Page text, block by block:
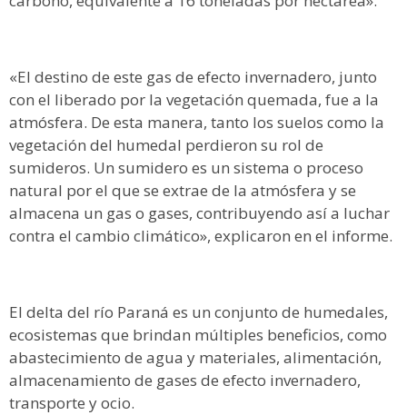
«El destino de este gas de efecto invernadero, junto
con el liberado por la vegetación quemada, fue a la
atmósfera. De esta manera, tanto los suelos como la
vegetación del humedal perdieron su rol de
sumideros. Un sumidero es un sistema o proceso
natural por el que se extrae de la atmósfera y se
almacena un gas o gases, contribuyendo así a luchar
contra el cambio climático», explicaron en el informe.
El delta del río Paraná es un conjunto de humedales,
ecosistemas que brindan múltiples beneficios, como
abastecimiento de agua y materiales, alimentación,
almacenamiento de gases de efecto invernadero,
transporte y ocio.